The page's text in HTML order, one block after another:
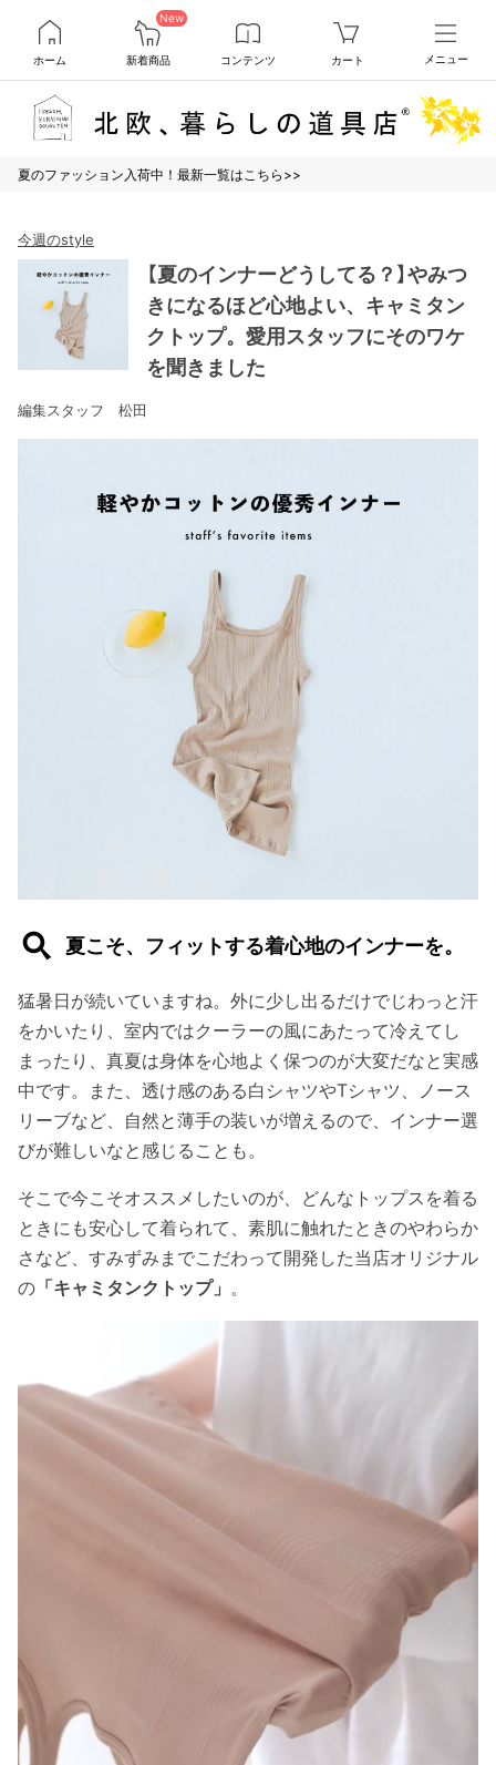
ホーム
New
新着商品 コンテンツ カート メニュー
夏のファッション入荷中！最新一覧はこちら>>
今週のstyle
【夏のインナーどうしてる？】やみつ
きになるほど心地よい、キャミタン
クトップ。愛用スタッフにそのワケ
を聞きました
編集スタッフ 松田
夏こそ、フィットする着心地のインナーを。
猛暑日が続いていますね。外に少し出るだけでじわっと汗
をかいたり、室内ではクーラーの風にあたって冷えてし
まったり、真夏は身体を心地よく保つのが大変だなと実感
中です。また、透け感のある白シャツやTシャツ、ノース
リーブなど、自然と薄手の装いが増えるので、インナー選
びが難しいなと感じることも。
そこで今こそオススメしたいのが、どんなトップスを着る
ときにも安心して着られて、素肌に触れたときのやわらか
さなど、すみずみまでこだわって開発した当店オリジナル
の 「キャミタンクトップ」 。